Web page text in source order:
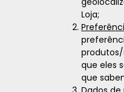
Loja;
que eles
que